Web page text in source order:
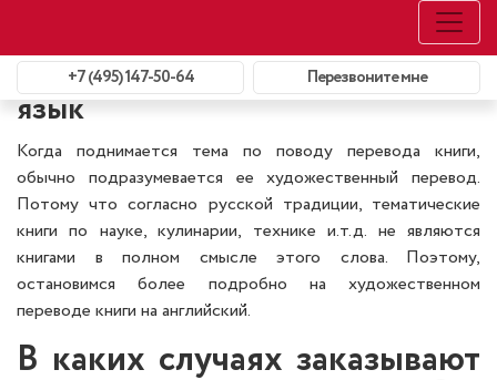
+7 (495) 147-50-64 Перезвоните мне
Перевод книги на английский
язык
Когда поднимается тема по поводу перевода книги,
обычно подразумевается ее художественный перевод.
Потому что согласно русской традиции, тематические
книги по науке, кулинарии, технике и.т.д. не являются
книгами в полном смысле этого слова. Поэтому,
остановимся более подробно на художественном
переводе книги на английский.
В каких случаях заказывают